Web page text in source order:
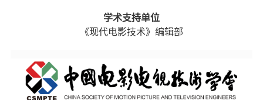
学术支持单位
《现代电影技术》编辑部